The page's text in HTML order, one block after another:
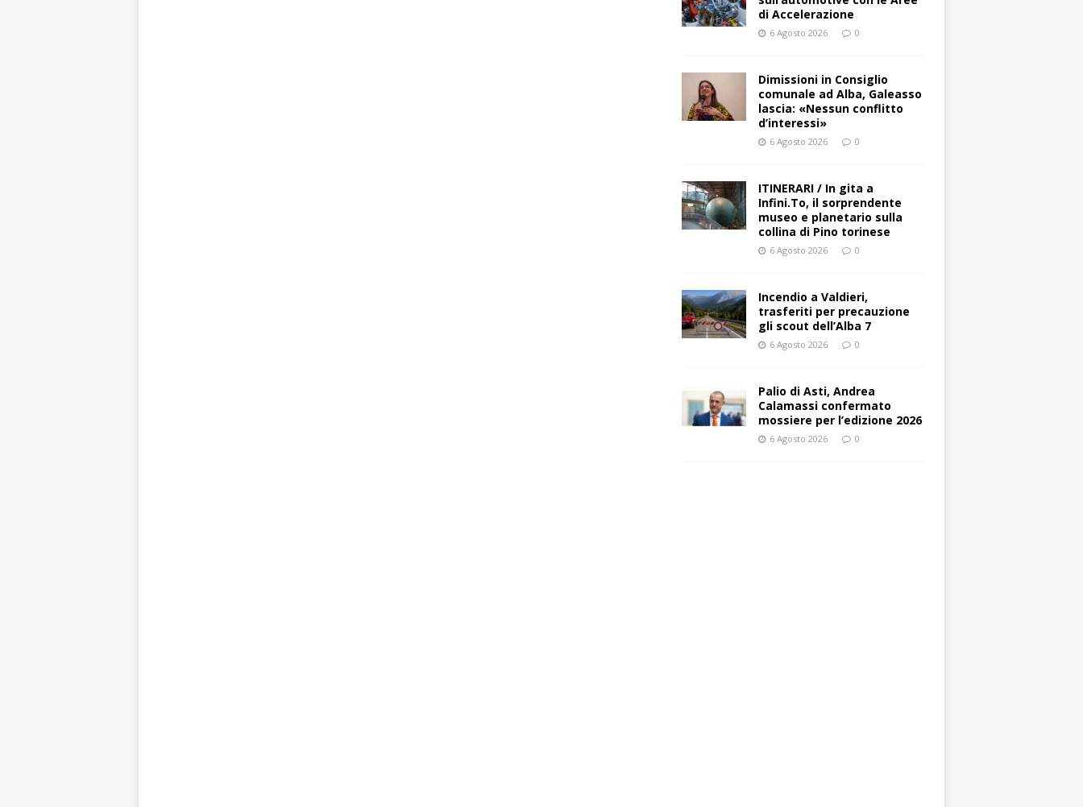
di Accelerazione
6 Agosto 2026 0
Dimissioni in Consiglio
comunale ad Alba, Galeasso
lascia: «Nessun conflitto
d’interessi»
6 Agosto 2026 0
ITINERARI / In gita a
Infini.To, il sorprendente
museo e planetario sulla
collina di Pino torinese
6 Agosto 2026 0
Incendio a Valdieri,
trasferiti per precauzione
gli scout dell’Alba 7
6 Agosto 2026 0
Palio di Asti, Andrea
Calamassi confermato
mossiere per l’edizione 2026
6 Agosto 2026 0